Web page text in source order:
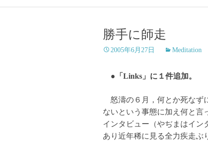
勝手に師走
2005年6月27日 Meditation
●「Links」に１件追加。
怒濤の６月，何とか死なず
ないという事態に加え何と言
インタビュー（やぢまはイン
あり近年稀に見る全力疾走ぶ